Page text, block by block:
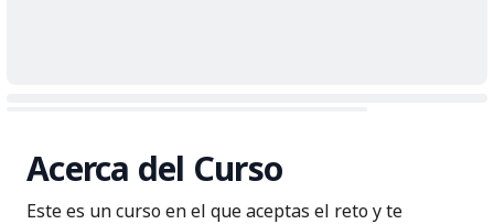
Acerca del Curso
Este es un curso en el que aceptas el reto y te